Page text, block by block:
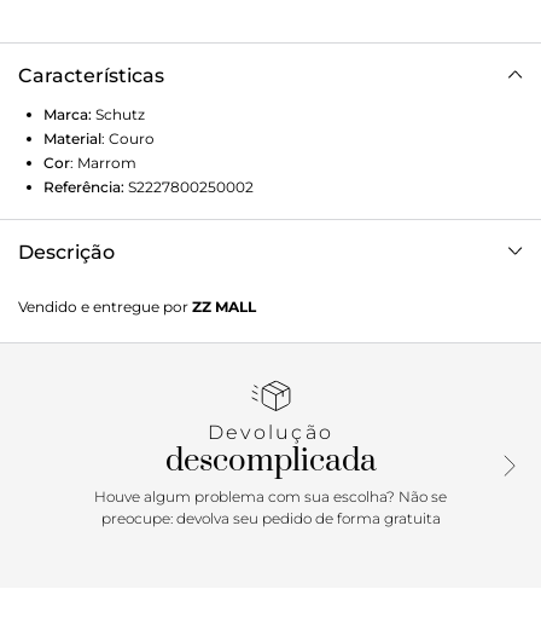
Características
Marca: Schutz
Material: Couro
Cor: Marrom
Referência: S2227800250002
Descrição
horizontal com detalhe de fivela e bico quadrado.
Vendido e entregue por ZZ MALL
Devolução
descomplicada
Houve algum problema com sua escolha? Não se
preocupe: devolva seu pedido de forma gratuita